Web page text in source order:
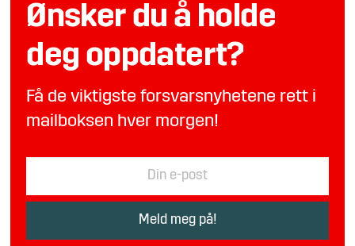
Ønsker du å holde
deg oppdatert?
Få de viktigste forsvarsnyhetene rett i
mailboksen hver morgen!